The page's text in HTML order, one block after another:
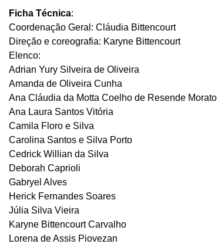
Ficha Técnica:
Coordenação Geral: Cláudia Bittencourt
Direção e coreografia: Karyne Bittencourt
Elenco:
Adrian Yury Silveira de Oliveira
Amanda de Oliveira Cunha
Ana Cláudia da Motta Coelho de Resende Morato
Ana Laura Santos Vitória
Camila Floro e Silva
Carolina Santos e Silva Porto
Cedrick Willian da Silva
Deborah Caprioli
Gabryel Alves
Herick Fernandes Soares
Júlia Silva Vieira
Karyne Bittencourt Carvalho
Lorena de Assis Piovezan